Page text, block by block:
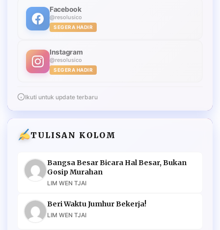
Facebook
@resolusico
SEGERA HADIR
Instagram
@resolusico
SEGERA HADIR
Ikuti untuk update terbaru
TULISAN KOLOM
Bangsa Besar Bicara Hal Besar, Bukan
Gosip Murahan
LIM WEN TJAI
Beri Waktu Jumhur Bekerja!
LIM WEN TJAI